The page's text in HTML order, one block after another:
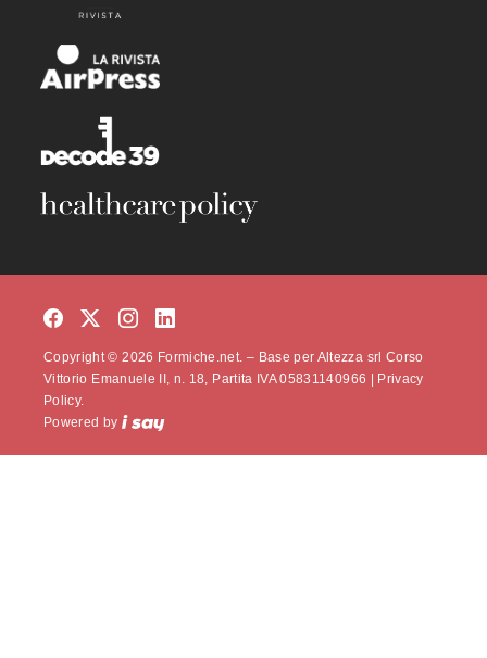
Copyright © 2026 Formiche.net. – Base per Altezza srl Corso
Vittorio Emanuele II, n. 18, Partita IVA 05831140966 | Privacy
Policy.
Powered by